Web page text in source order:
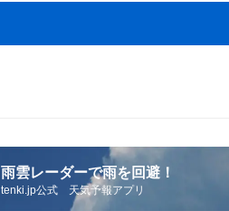
雨雲レーダーで雨を回避！
tenki.jp公式 天気予報アプリ